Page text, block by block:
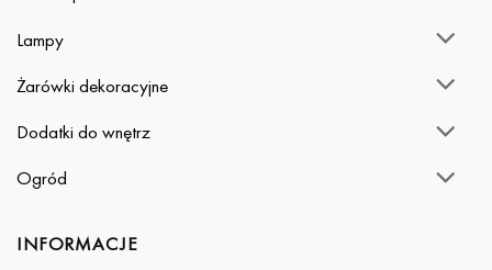
Lampy
Żarówki dekoracyjne
Dodatki do wnętrz
Ogród
INFORMACJE